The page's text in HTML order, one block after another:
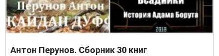
Антон Перунов. Сборник 30 книг